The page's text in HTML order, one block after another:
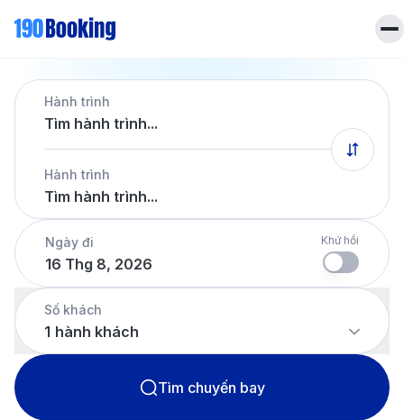
Liên hệ
Hotline 028 7303 6167
Tiếng Việt
Hành trình
Tìm hành trình...
Hành trình
Tìm hành trình...
Ngày đi
16 Thg 8, 2026
Khứ hồi
Số khách
1 hành khách
Tìm chuyến bay